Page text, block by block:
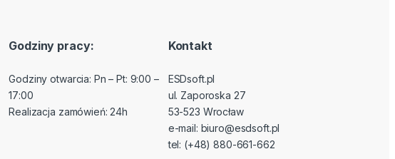
Godziny pracy:
Godziny otwarcia: Pn – Pt: 9:00 –
17:00
Realizacja zamówień: 24h
Kontakt
ESDsoft.pl
ul. Zaporoska 27
53-523 Wrocław
e-mail: biuro@esdsoft.pl
tel: (+48) 880-661-662